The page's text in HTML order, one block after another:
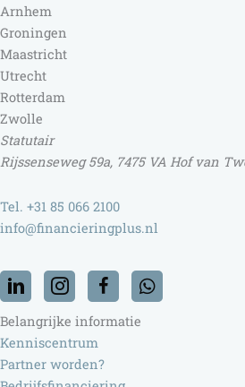
Arnhem
Groningen
Maastricht
Utrecht
Rotterdam
Zwolle
Statutair
Rijssenseweg 59a, 7475 VA Hof van
Tel. +31 85 066 2100
info@financieringplus.nl
Belangrijke informatie
Kenniscentrum
Partner worden?